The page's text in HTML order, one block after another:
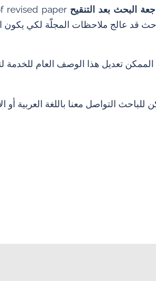
البحث بعد التنقيح revised paper
قد عالج ملاحظات المجلّة لكي يكون
تعديل هذا الوصف العام للخدمة
للباحث التواصل معنا باللغة العربية أو